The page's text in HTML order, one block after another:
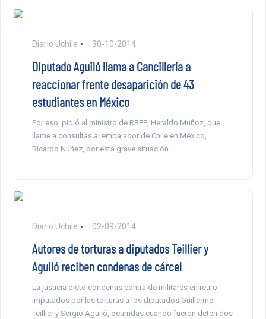
Diario Uchile 30-10-2014
Diputado Aguiló llama a Cancillería a
reaccionar frente desaparición de 43
estudiantes en México
Por eso, pidió al ministro de RREE, Heraldo Muñoz, que
llame a consultas al embajador de Chile en México,
Ricardo Núñez, por esta grave situación.
Diario Uchile 02-09-2014
Autores de torturas a diputados Teillier y
Aguiló reciben condenas de cárcel
La justicia dictó condenas contra de militares en retiro
imputados por las torturas a los diputados Guillermo
Teillier y Sergio Aguiló, ocurridas cuando fueron detenidos